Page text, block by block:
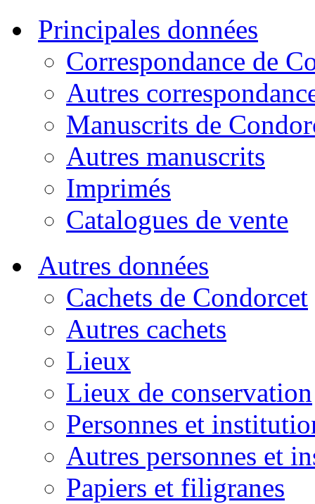
Principales données
Correspondance de
Autres
Manuscrits de
Autres manuscrits
Imprimés
Catalogues de vente
Autres données
Cachets de Condorcet
Autres cachets
Lieux
Lieux de conservation
Personnes et
Autres personnes et
Papiers et filigranes